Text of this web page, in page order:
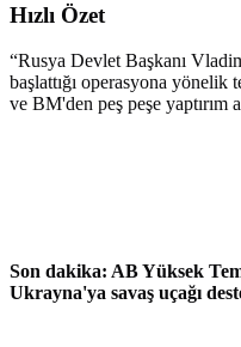
Hızlı Özet
“Rusya Devlet Başkanı
başlattığı operasyona
ve BM'den peş peşe yaptırım
Son dakika: AB Yüksek
Ukrayna'ya savaş uçağı